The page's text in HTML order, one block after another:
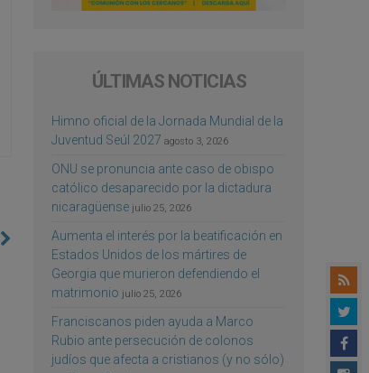
ÚLTIMAS NOTICIAS
Himno oficial de la Jornada Mundial de la
Juventud Seúl 2027 agosto 3, 2026
ONU se pronuncia ante caso de obispo
católico desaparecido por la dictadura
nicaragüense julio 25, 2026
Aumenta el interés por la beatificación en
Estados Unidos de los mártires de
Georgia que murieron defendiendo el
matrimonio julio 25, 2026
Franciscanos piden ayuda a Marco
Rubio ante persecución de colonos
judíos que afecta a cristianos (y no sólo)